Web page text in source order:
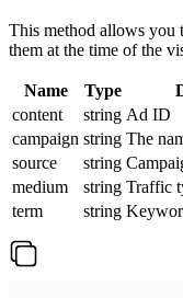
This method allows you
them at the time of the
Name Type
content
string Ad ID
campaign string The
source
string
medium
string Traffic
term
string